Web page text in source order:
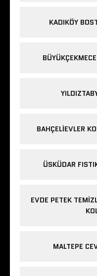
KADIKÖY
BAHÇELIEVLER
ÜSKÜDAR
EVDE PETEK
MALTEPE